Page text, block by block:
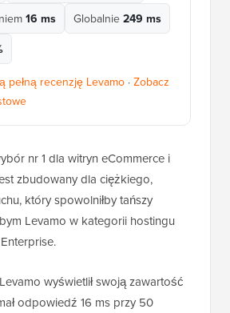
16 ms Globalnie 249 ms
pełną recenzję Levamo · Zobacz
nr 1 dla witryn eCommerce i
zbudowany dla ciężkiego,
który spowolniłby tańszy
Levamo w kategorii hostingu
wyświetlił swoją zawartość
odpowiedź 16 ms przy 50